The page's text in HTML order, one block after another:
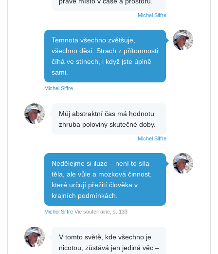
Michel Siffre
Temnota všechno zvětšuje,
všechno děsí. Strach z přítomnosti
číhá ve stínech, i když jste úplně
sami.
Michel Siffre
Můj abstraktní čas má hodnotu
zhruba poloviny skutečné doby.
Michel Siffre
Nedělejme si iluze – není to síla
těla, ale vůle a mozková činnost,
které určují přežití člověka v
krajních podmínkách.
Michel Siffre Vie souterraine, s. 133
V tomto světě, kde všechno je
nicotou, zůstává jen jediná věc –